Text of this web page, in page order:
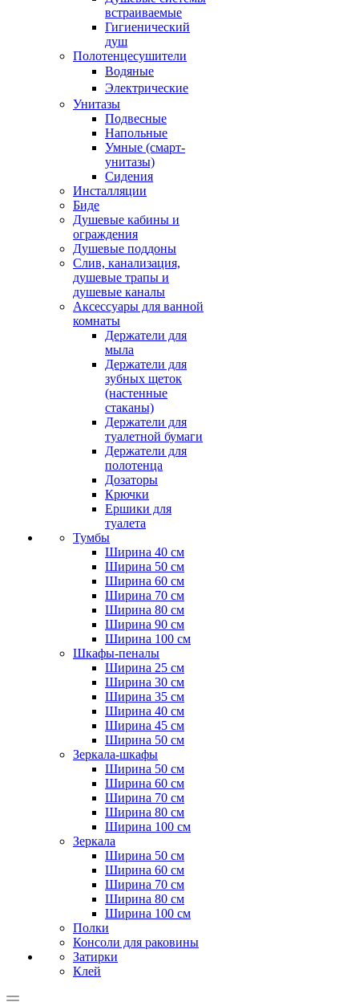
встраиваемые
Гигиенический
душ
Полотенцесушители
ㅤВодяные
ㅤЭлектрические
Унитазы
Подвесные
Напольные
Умные (смарт-
унитазы)
Сидения
Инсталляции
Биде
Душевые кабины и
ограждения
Душевые поддоны
Слив, канализация,
душевые трапы и
душевые каналы
Аксессуары для ванной
комнаты
Держатели для
мыла
Держатели для
зубных щеток
(настенные
стаканы)
Держатели для
туалетной бумаги
Держатели для
полотенца
Дозаторы
Крючки
Ершики для
туалета
Тумбы
Ширина 40 см
Ширина 50 см
Ширина 60 см
Ширина 70 см
Ширина 80 см
Ширина 90 см
Ширина 100 см
Шкафы-пеналы
Ширина 25 см
Ширина 30 см
Ширина 35 см
Ширина 40 см
Ширина 45 см
Ширина 50 см
Зеркала-шкафы
Ширина 50 см
Ширина 60 см
Ширина 70 см
Ширина 80 см
Ширина 100 см
Зеркала
Ширина 50 см
Ширина 60 см
Ширина 70 см
Ширина 80 см
Ширина 100 см
Полки
Консоли для раковины
Затирки
Клей